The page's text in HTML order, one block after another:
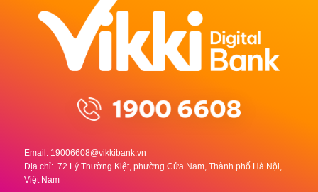
Email: 19006608@vikkibank.vn
Địa chỉ: 72 Lý Thường Kiệt, phường Cửa Nam, Thành phố Hà Nội,
Việt Nam